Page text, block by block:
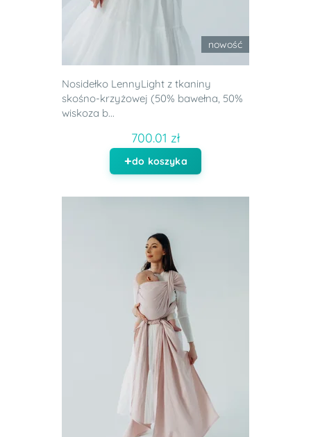
nowość
Nosidełko LennyLight z tkaniny
skośno-krzyżowej (50% bawełna, 50%
wiskoza b...
700.01 zł
do koszyka